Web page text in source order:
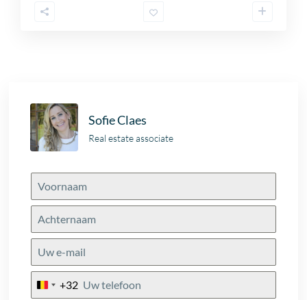
Sofie Claes
Real estate associate
Belgium
+32